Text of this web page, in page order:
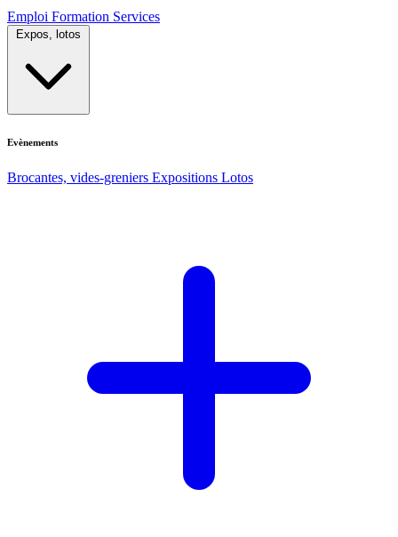
Emploi Formation Services
Expos, lotos
Evènements
Brocantes, vides-greniers Expositions Lotos